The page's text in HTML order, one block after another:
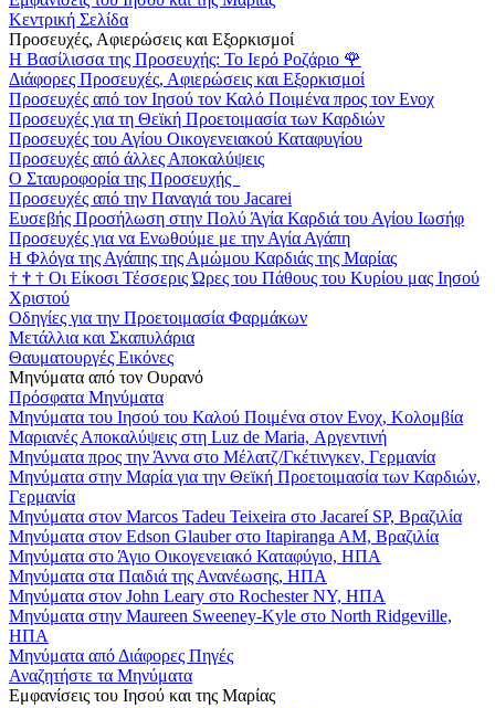
Κεντρική Σελίδα
Προσευχές, Αφιερώσεις και Εξορκισμοί
Η Βασίλισσα της Προσευχής: Το Ιερό Ροζάριο 🌹
Διάφορες Προσευχές, Αφιερώσεις και Εξορκισμοί
Προσευχές από τον Ιησού τον Καλό Ποιμένα προς τον Ενοχ
Προσευχές για τη Θεϊκή Προετοιμασία των Καρδιών
Προσευχές του Αγίου Οικογενειακού Καταφυγίου
Προσευχές από άλλες Αποκαλύψεις
Ο Σταυροφορία της Προσευχής
Προσευχές από την Παναγιά του Jacarei
Ευσεβής Προσήλωση στην Πολύ Άγία Καρδιά του Αγίου Ιωσήφ
Προσευχές για να Ενωθούμε με την Αγία Αγάπη
Η Φλόγα της Αγάπης της Αμώμου Καρδιάς της Μαρίας
† † † Οι Είκοσι Τέσσερις Ώρες του Πάθους του Κυρίου μας Ιησού
Χριστού
Οδηγίες για την Προετοιμασία Φαρμάκων
Μετάλλια και Σκαπυλάρια
Θαυματουργές Εικόνες
Μηνύματα από τον Ουρανό
Πρόσφατα Μηνύματα
Μηνύματα του Ιησού του Καλού Ποιμένα στον Ενοχ, Κολομβία
Μαριανές Αποκαλύψεις στη Luz de Maria, Αργεντινή
Μηνύματα προς την Άννα στο Μέλατζ/Γκέτινγκεν, Γερμανία
Μηνύματα στην Μαρία για την Θεϊκή Προετοιμασία των Καρδιών,
Γερμανία
Μηνύματα στον Marcos Tadeu Teixeira στο Jacareí SP, Βραζιλία
Μηνύματα στον Edson Glauber στο Itapiranga AM, Βραζιλία
Μηνύματα στο Άγιο Οικογενειακό Καταφύγιο, ΗΠΑ
Μηνύματα στα Παιδιά της Ανανέωσης, ΗΠΑ
Μηνύματα στον John Leary στο Rochester NY, ΗΠΑ
Μηνύματα στην Maureen Sweeney-Kyle στο North Ridgeville,
ΗΠΑ
Μηνύματα από Διάφορες Πηγές
Αναζητήστε τα Μηνύματα
Εμφανίσεις του Ιησού και της Μαρίας